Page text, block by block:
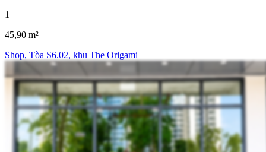
1
45,90 m²
Shop, Tòa S6.02, khu The Origami